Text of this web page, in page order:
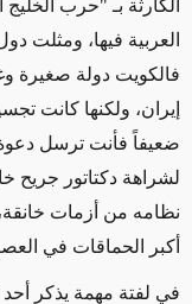
الكارثة بـ "حرب
العربية فيها، ومثلت
فالكويت دولة
إيران، ولكنها كانت
ضعيفاً فأنت ترسل
لشراهة دكتاتور جريح
نظامه من أزمات
أكبر الحماقات في
في لفتة مهمة يذكر أحد